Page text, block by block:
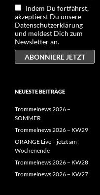
Indem Du fortfährst,
akzeptierst Du unsere
Datenschutzerklärung
und meldest Dich zum
Newsletter an.
NEUESTE BEITRÄGE
Trommelnews 2026 –
SOMMER
Trommelnews 2026 – KW29
ORANGE Live – jetzt am
Wochenende
Trommelnews 2026 – KW28
Trommelnews 2026 – KW27